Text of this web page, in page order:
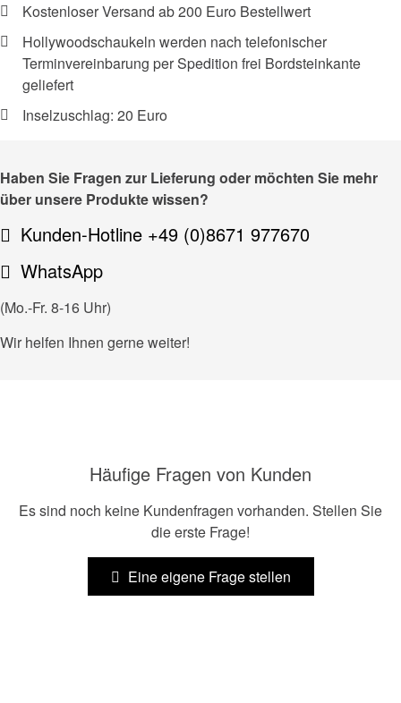
Kostenloser Versand ab 200 Euro Bestellwert
Hollywoodschaukeln werden nach telefonischer
Terminvereinbarung per Spedition frei Bordsteinkante
geliefert
Inselzuschlag: 20 Euro
Haben Sie Fragen zur Lieferung oder möchten Sie mehr
über unsere Produkte wissen?
Kunden-Hotline +49 (0)8671 977670
WhatsApp
(Mo.-Fr. 8-16 Uhr)
Wir helfen Ihnen gerne weiter!
Häufige Fragen von Kunden
Es sind noch keine Kundenfragen vorhanden. Stellen Sie
die erste Frage!
Eine eigene Frage stellen